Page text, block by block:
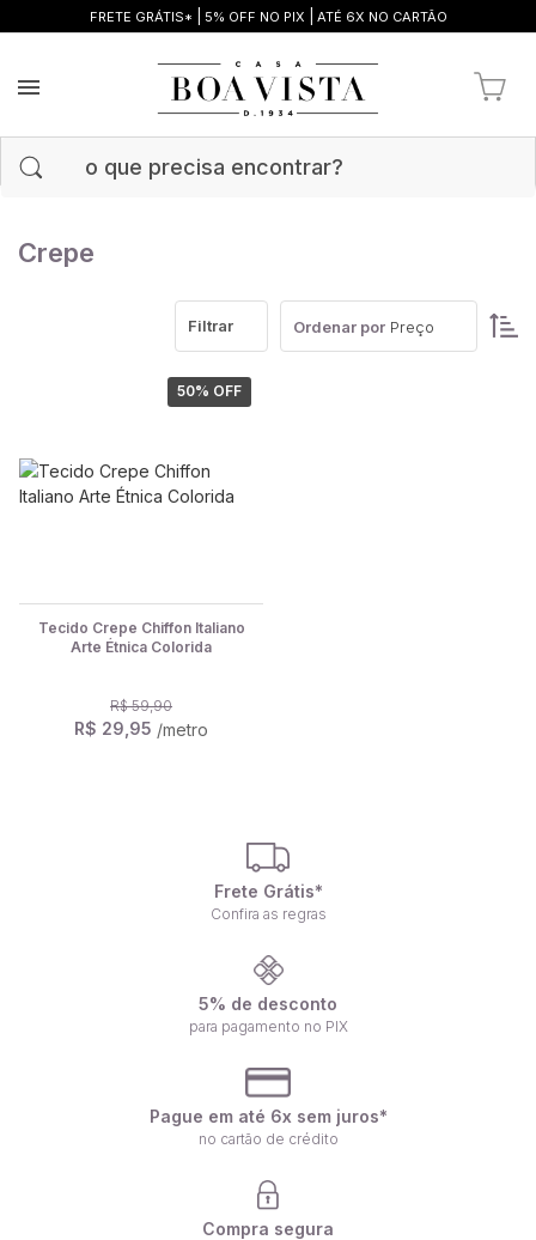
FRETE GRÁTIS* 5% OFF NO PIX ATÉ 6X NO CARTÃO
Crepe
Filtrar Ordenar por Preço
50% OFF
Tecido Crepe Chiffon Italiano
Arte Étnica Colorida
R$ 59,90
R$ 29,95 /metro
Frete Grátis*
Confira as regras
5% de desconto
para pagamento no PIX
Pague em até 6x sem juros*
no cartão de crédito
Compra segura